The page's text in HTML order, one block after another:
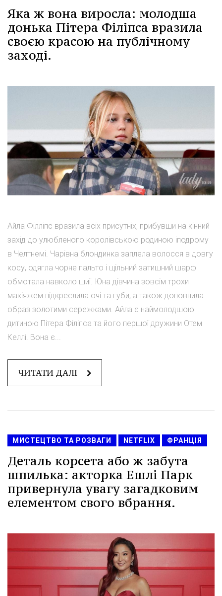
Яка ж вона виросла: молодша
донька Пітера Філіпса вразила
своєю красою на публічному
заході.
Айла Філліпс вразила всіх присутніх, прибувши на кінний
захід до улюбленого королівською родиною іподрому
в Челтнемі. Чарівна блондинка заплела волосся в довгу
косу, одягла чорне пальто і щільний затишний шарф
обмотала навколо шиї. Юна дівчина зовсім трохи
макіяжем підкреслила очі та губи, а також доповнила
образ золотими сережками. Айла є наймолодшою
дитиною Пітера Філіпса та його першої дружини Отем
Келлі. Вона є...
ЧИТАТИ ДАЛІ
МИСТЕЦТВО ТА РОЗВАГИ NETFLIX ФРАНЦІЯ
Деталь корсета або ж забута
шпилька: акторка Ешлі Парк
привернула увагу загадковим
елементом свого вбрання.